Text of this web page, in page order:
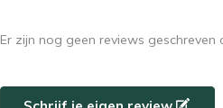
Er zijn nog geen reviews geschreven